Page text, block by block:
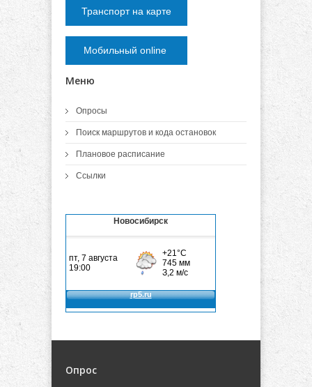
Транспорт на карте
Мобильный online
Меню
Опросы
Поиск маршрутов и кода остановок
Плановое расписание
Ссылки
Новосибирск
Опрос